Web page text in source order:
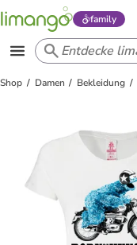
family
Shop Damen Bekleidung